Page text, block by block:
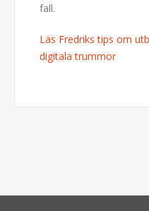
fall.
Läs Fredriks tips om
digitala trummor